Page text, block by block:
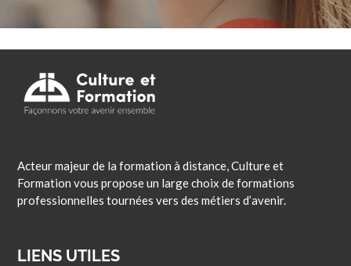
Acteur majeur de la formation à distance, Culture et
Formation vous propose un large choix de formations
professionnelles tournées vers des métiers d’avenir.
LIENS UTILES